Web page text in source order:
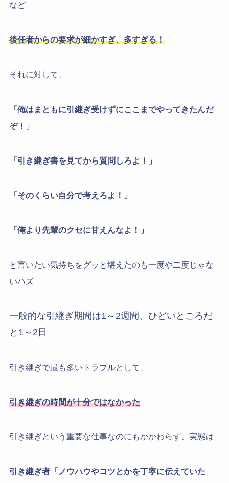
など
後任者からの要求が細かすぎ、多すぎる！
それに対して、
「俺はまともに引継ぎ受けずにここまでやってきたんだ
ぞ！」
「引き継ぎ書を見てから質問しろよ！」
「そのくらい自分で考えろよ！」
「俺より先輩のクセに甘えんなよ！」
と言いたい気持ちをグッと堪えたのも一度や二度じゃな
いハズ
一般的な引継ぎ期間は1～2週間、ひどいところだ
と1～2日
引き継ぎで最も多いトラブルとして、
引き継ぎの時間が十分ではなかった
引き継ぎという重要な仕事なのにもかかわらず、実態は
引き継ぎ者「ノウハウやコツとかを丁寧に伝えていた